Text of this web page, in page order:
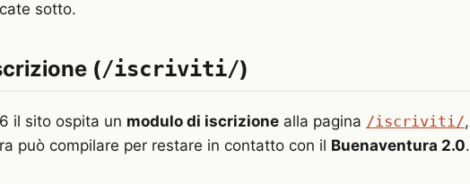
sotto.
(/iscriviti/)
il sito ospita un modulo di iscrizione alla pagina /iscriviti/,
può compilare per restare in contatto con il Buenaventura 2.0.